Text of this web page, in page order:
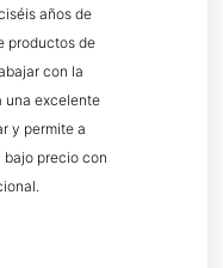
años de
productos de
con la
una excelente
y permite a
bajo precio con